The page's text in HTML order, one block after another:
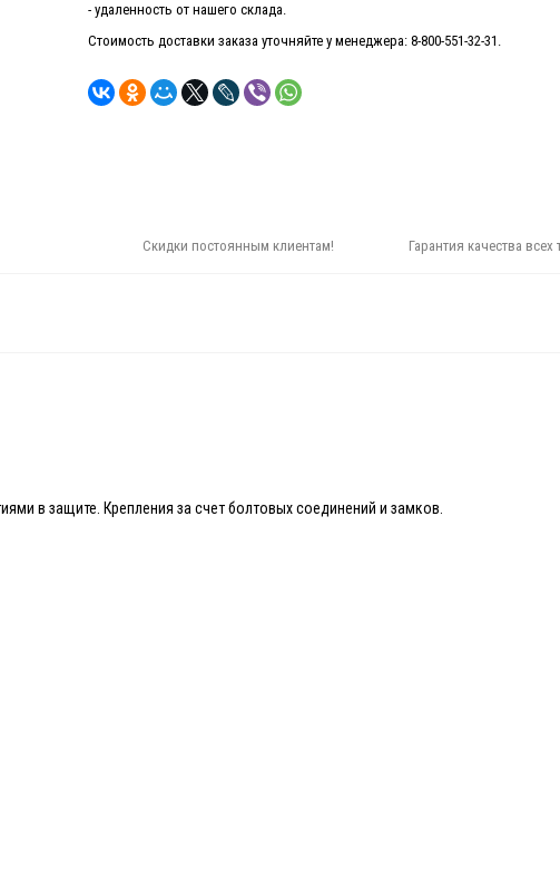
- удаленность от нашего склада.
Стоимость доставки заказа уточняйте у менеджера: 8-800-551-32-31.
Скидки постоянным клиентам! Гарантия качества
в защите. Крепления за счет болтовых соединений и замков.